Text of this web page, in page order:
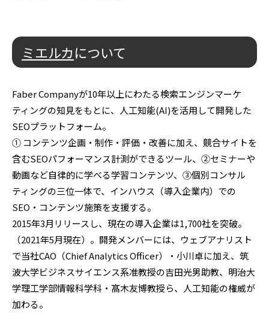
ミエルカについて
Faber Companyが10年以上にわたる検索エンジンマーケ
ティングの知見をもとに、人工知能(AI)を活用して開発した
SEOプラットフォーム。
① コンテンツ企画・制作・評価・改善に加え、競合サイトを
含むSEOパフォーマンス計測ができるツール、②セミナーや
動画など自律的に学べる学習コンテンツ、③個別コンサル
ティングの三位一体で、インハウス（導入企業内）での
SEO・コンテンツ施策を支援する。
2015年3月リリースし、現在の導入企業は1,700社を突破。
（2021年5月現在）。開発メンバーには、ウェブアナリスト
で当社CAO（Chief Analytics Officer）・小川卓に加え、筑
波大学ビジネスサイエンス系准教授の吉田光男助教、明治大
学理工学部情報科学科・髙木友博教授ら、人工知能の権威が
加わる。